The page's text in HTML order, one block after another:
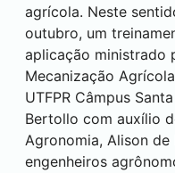
agrícola. Neste
outubro, um
aplicação ministrado
Mecanização
UTFPR Câmpus
Bertollo com auxílio
Agronomia, Alison
engenheiros